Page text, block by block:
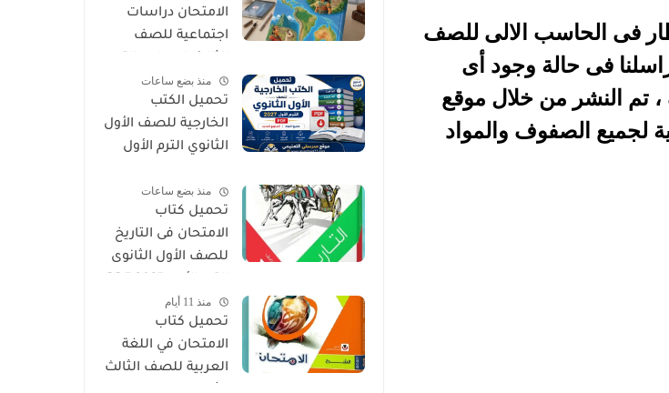
فى الحاسب الالى للصف
فى حالة وجود أى
تم النشر من خلال موقع
لجميع الصفوف والمواد
الامتحان دراسات
اجتماعية للصف
الأول 2027 PDFمنذ بضع ساعات
تحميل الكتب
الخارجية للصف الأول
الثانوي الترم الأول
المواد المنهج
الجديد)
منذ بضع ساعات
تحميل كتاب
الامتحان فى التاريخ
للصف الأول الثانوى
النسخة الجديدة
منذ 11 أيام
تحميل كتاب
الامتحان في اللغة
العربية للصف الثالث